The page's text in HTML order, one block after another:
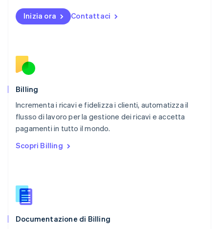
Inizia ora Contattaci
Billing
Incrementa i ricavi e fidelizza i clienti, automatizza il
flusso di lavoro per la gestione dei ricavi e accetta
pagamenti in tutto il mondo.
Scopri Billing
Documentazione di Billing
English
Nuova Zelanda
English
Portogallo
Português
English简体中文
Regno Unito
English
English
English
Slovacchia
Slovenia